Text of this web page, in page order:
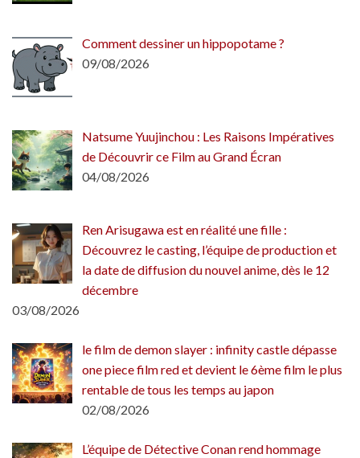
Comment dessiner un hippopotame ?
09/08/2026
Natsume Yuujinchou : Les Raisons Impératives
de Découvrir ce Film au Grand Écran
04/08/2026
Ren Arisugawa est en réalité une fille :
Découvrez le casting, l’équipe de production et
la date de diffusion du nouvel anime, dès le 12
décembre
03/08/2026
le film de demon slayer : infinity castle dépasse
one piece film red et devient le 6ème film le plus
rentable de tous les temps au japon
02/08/2026
L’équipe de Détective Conan rend hommage